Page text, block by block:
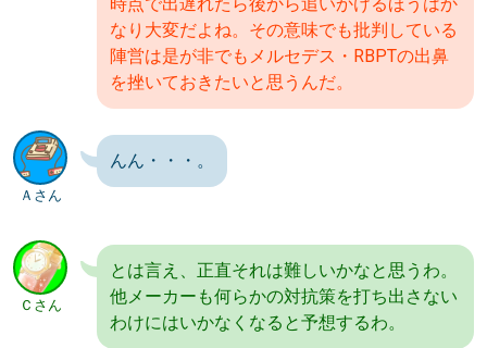
なり大変だよね。その意味でも批判している
陣営は是が非でもメルセデス・RBPTの出鼻
を挫いておきたいと思うんだ。
Ａさん
んん・・・。
Ｃさん
とは言え、正直それは難しいかなと思うわ。
他メーカーも何らかの対抗策を打ち出さない
わけにはいかなくなると予想するわ。